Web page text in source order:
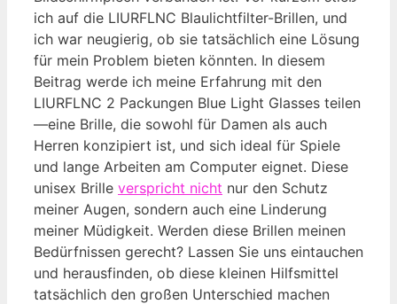
ich auf die LIURFLNC Blaulichtfilter-Brillen, und
ich war neugierig, ob sie tatsächlich eine Lösung
für mein Problem bieten könnten. In diesem
Beitrag werde ich meine Erfahrung mit den
LIURFLNC 2 Packungen Blue Light Glasses teilen
—eine Brille, die sowohl für Damen als auch
Herren konzipiert ist, und sich ideal für Spiele
und lange Arbeiten am Computer eignet. Diese
unisex Brille verspricht nicht nur den Schutz
meiner Augen, sondern auch eine Linderung
meiner Müdigkeit. Werden diese Brillen meinen
Bedürfnissen gerecht? Lassen Sie uns eintauchen
und herausfinden, ob diese kleinen Hilfsmittel
tatsächlich den großen Unterschied machen